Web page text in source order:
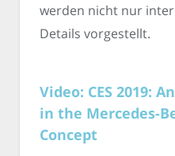
werden nicht nur
Details vorgestellt.
Video: CES 2019:
in the Mercedes-
Concept